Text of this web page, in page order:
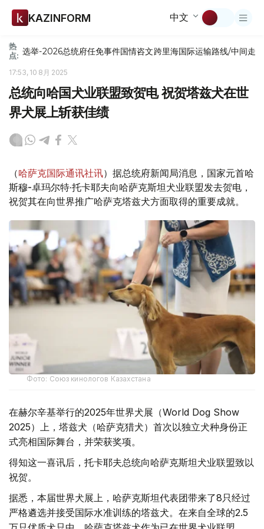
KAZINFORM 中文
热
点: 选举-2026总统府任免事件国情咨文跨里海国际运输路线/中间走廊
17:53, 10 8月 2025
总统向哈国犬业联盟致贺电 祝贺塔兹犬在世
界犬展上斩获佳绩
（哈萨克国际通讯社讯）据总统府新闻局消息，国家元首哈
斯穆-卓玛尔特·托卡耶夫向哈萨克斯坦犬业联盟发去贺电，
祝贺其在向世界推广哈萨克塔兹犬方面取得的重要成就。
Фото: Союз кинологов Казахстана
在赫尔辛基举行的2025年世界犬展（World Dog Show
2025）上，塔兹犬（哈萨克猎犬）首次以独立犬种身份正
式亮相国际舞台，并荣获奖项。
得知这一喜讯后，托卡耶夫总统向哈萨克斯坦犬业联盟致以
祝贺。
据悉，本届世界犬展上，哈萨克斯坦代表团带来了8只经过
严格遴选并接受国际水准训练的塔兹犬。在来自全球的2.5